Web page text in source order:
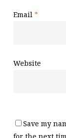
Email *
Website
Save my